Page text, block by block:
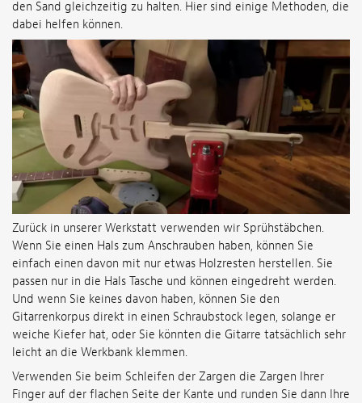
den Sand gleichzeitig zu halten. Hier sind einige Methoden, die
dabei helfen können.
Zurück in unserer Werkstatt verwenden wir Sprühstäbchen.
Wenn Sie einen Hals zum Anschrauben haben, können Sie
einfach einen davon mit nur etwas Holzresten herstellen. Sie
passen nur in die Hals Tasche und können eingedreht werden.
Und wenn Sie keines davon haben, können Sie den
Gitarrenkorpus direkt in einen Schraubstock legen, solange er
weiche Kiefer hat, oder Sie könnten die Gitarre tatsächlich sehr
leicht an die Werkbank klemmen.
Verwenden Sie beim Schleifen der Zargen die Zargen Ihrer
Finger auf der flachen Seite der Kante und runden Sie dann Ihre